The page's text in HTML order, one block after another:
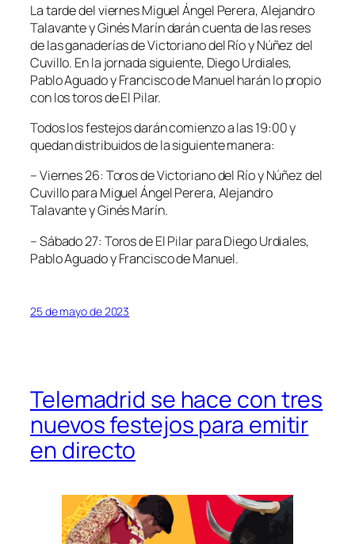
La tarde del viernes Miguel Ángel Perera, Alejandro
Talavante y Ginés Marín darán cuenta de las reses
de las ganaderías de Victoriano del Río y Núñez del
Cuvillo. En la jornada siguiente, Diego Urdiales,
Pablo Aguado y Francisco de Manuel harán lo propio
con los toros de El Pilar.
Todos los festejos darán comienzo a las 19:00 y
quedan distribuidos de la siguiente manera:
– Viernes 26: Toros de Victoriano del Río y Núñez del
Cuvillo para Miguel Ángel Perera, Alejandro
Talavante y Ginés Marín.
– Sábado 27: Toros de El Pilar para Diego Urdiales,
Pablo Aguado y Francisco de Manuel.
25 de mayo de 2023
Telemadrid se hace con tres
nuevos festejos para emitir
en directo